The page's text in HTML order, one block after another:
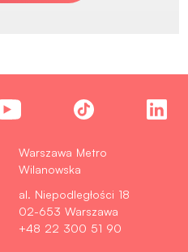
Warszawa Metro
Wilanowska
al. Niepodległości 18
02-653 Warszawa
+48 22 300 51 90